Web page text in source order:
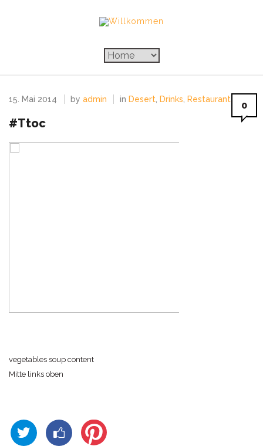
15. Mai 2014 by admin in Desert Drinks Restaurant
#ttoc
0
vegetables soup content
Mitte links oben